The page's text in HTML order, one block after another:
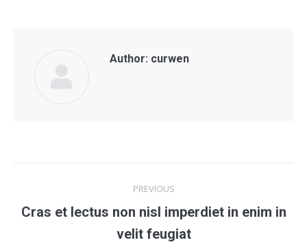
Author: curwen
navigation
PREVIOUS
Previous
post:
Cras et lectus non nisl imperdiet in enim in
velit feugiat